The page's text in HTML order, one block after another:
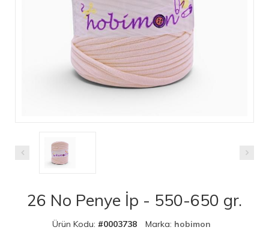
26 No Penye İp - 550-650 gr.
Ürün Kodu: #0003738 Marka: hobimon